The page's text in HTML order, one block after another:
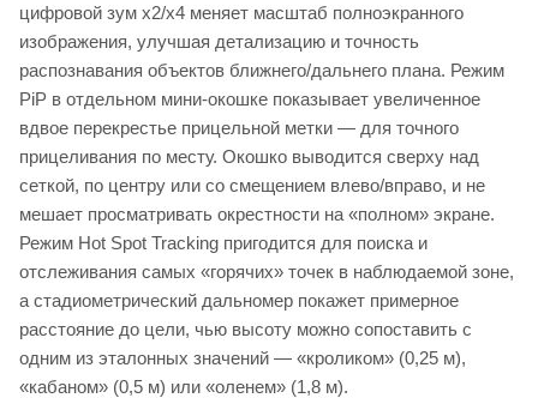
цифровой зум x2/x4 меняет масштаб полноэкранного
изображения, улучшая детализацию и точность
распознавания объектов ближнего/дальнего плана. Режим
PiP в отдельном мини-окошке показывает увеличенное
вдвое перекрестье прицельной метки — для точного
прицеливания по месту. Окошко выводится сверху над
сеткой, по центру или со смещением влево/вправо, и не
мешает просматривать окрестности на «полном» экране.
Режим Hot Spot Tracking пригодится для поиска и
отслеживания самых «горячих» точек в наблюдаемой зоне,
а стадиометрический дальномер покажет примерное
расстояние до цели, чью высоту можно сопоставить с
одним из эталонных значений — «кроликом» (0,25 м),
«кабаном» (0,5 м) или «оленем» (1,8 м).